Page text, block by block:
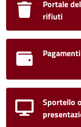
Portale
rifiuti
Sportello